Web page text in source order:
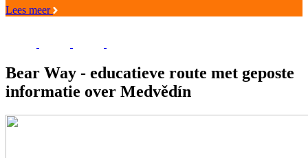
Lees meer
Bear Way - educatieve route met geposte
informatie over Medvědín